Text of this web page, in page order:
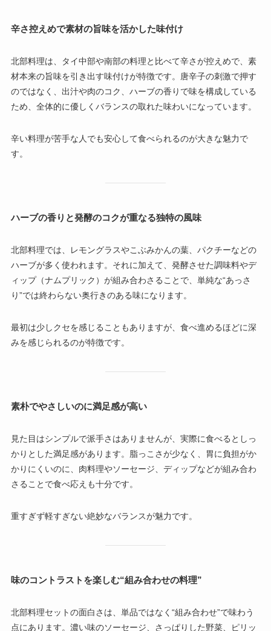
辛さ控えめで素材の旨味を活かした味付け
北部料理は、タイ中部や南部の料理と比べて辛さが控えめで、素
材本来の旨味を引き出す味付けが特徴です。唐辛子の刺激で押す
のではなく、出汁や肉のコク、ハーブの香りで味を構成している
ため、全体的に優しくバランスの取れた味わいになっています。
辛い料理が苦手な人でも安心して食べられるのが大きな魅力で
す。
ハーブの香りと発酵のコクが重なる独特の風味
北部料理では、レモングラスやこぶみかんの葉、パクチーなどの
ハーブが多く使われます。それに加えて、発酵させた調味料やデ
ィップ（ナムプリック）が組み合わさることで、単純な“あっさ
り”では終わらない奥行きのある味になります。
最初は少しクセを感じることもありますが、食べ進めるほどに深
みを感じられるのが特徴です。
素朴でやさしいのに満足感が高い
見た目はシンプルで派手さはありませんが、実際に食べるとしっ
かりとした満足感があります。脂っこさが少なく、胃に負担がか
かりにくいのに、肉料理やソーセージ、ディップなどが組み合わ
さることで食べ応えも十分です。
重すぎず軽すぎない絶妙なバランスが魅力です。
味のコントラストを楽しむ“組み合わせの料理”
北部料理セットの面白さは、単品ではなく“組み合わせ”で味わう
点にあります。濃い味のソーセージ、さっぱりした野菜、ピリッ